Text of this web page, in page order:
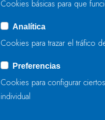
Cookies básicas para que
Analítica
Cookies para trazar el tráfico
Preferencias
Cookies para configurar
individual